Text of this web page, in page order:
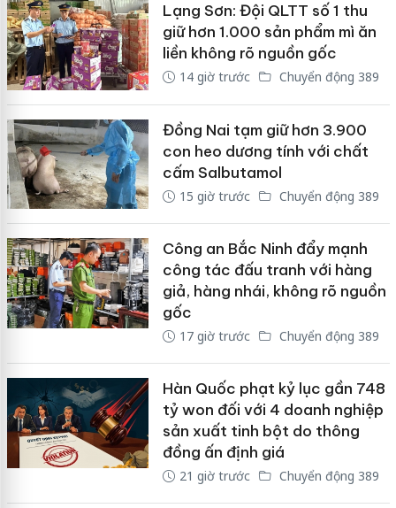
Lạng Sơn: Đội QLTT số 1 thu
giữ hơn 1.000 sản phẩm mì ăn
liền không rõ nguồn gốc
14 giờ trước Chuyển động 389
Đồng Nai tạm giữ hơn 3.900
con heo dương tính với chất
cấm Salbutamol
15 giờ trước Chuyển động 389
Công an Bắc Ninh đẩy mạnh
công tác đấu tranh với hàng
giả, hàng nhái, không rõ nguồn
gốc
17 giờ trước Chuyển động 389
Hàn Quốc phạt kỷ lục gần 748
tỷ won đối với 4 doanh nghiệp
sản xuất tinh bột do thông
đồng ấn định giá
21 giờ trước Chuyển động 389